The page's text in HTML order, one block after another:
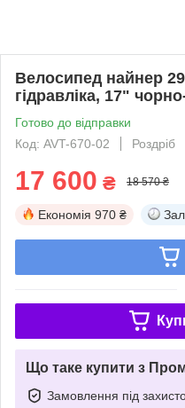
Велосипед найнер
гідравліка, 17"
Готово до відправки
Код: AVT-670-02
Роздріб
17 600 ₴ 18 570 ₴
Економія 970 ₴
Що таке купити з
Замовлення під